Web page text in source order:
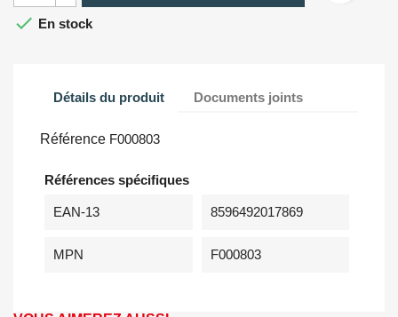
 En stock
Détails du produit Documents joints
Référence F000803
Références spécifiques
EAN-13 8596492017869
MPN F000803